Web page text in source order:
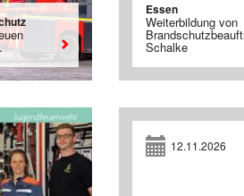
Essen
Weiterbildung von
Schalke
12.11.2026